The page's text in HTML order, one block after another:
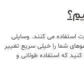
استفاده می کنند. وسایلی
شما را خیلی سریع تغییر
که استفاده طولانی و